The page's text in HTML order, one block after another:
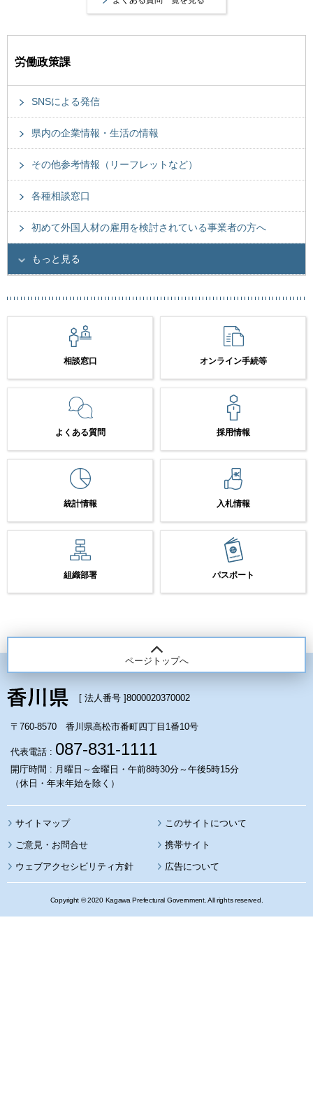
労働政策課
SNSによる発信
県内の企業情報・生活の情報
その他参考情報（リーフレットなど）
各種相談窓口
初めて外国人材の雇用を検討されている事業者の方へ
もっと見る
相談窓口 オンライン手続等
よくある質問 採用情報
統計情報 入札情報
組織部署 パスポート
ページトップへ
[ 法人番号 ]8000020370002
〒760-8570 香川県高松市番町四丁目1番10号
代表電話 : 087-831-1111
開庁時間 : 月曜日～金曜日・午前8時30分～午後5時15分
（休日・年末年始を除く）
サイトマップ このサイトについて
携帯サイト
ウェブアクセシビリティ方針 広告について
Copyright © 2020 Kagawa Prefectural Government. All rights reserved.